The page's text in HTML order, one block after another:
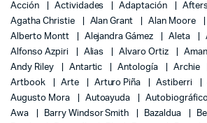
Acción Actividades Adaptación
Agatha Christie
Alan Grant Alan Moore
Alberto Montt
Alejandra Gámez Aleta
Alfonso Azpiri
Alias Alvaro Ortiz
Andy Riley
Antartic Antología Archie
Artbook
Arte Arturo Piña Astiberri
Augusto Mora
Autoayuda
Awa
Barry Windsor Smith Bazaldua